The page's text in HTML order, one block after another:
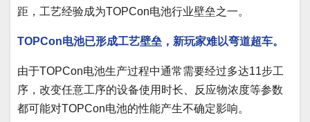
距，工艺经验成为TOPCon电池行业壁垒之一。
TOPCon电池已形成工艺壁垒，新玩家难以弯道超车。
由于TOPCon电池生产过程中通常需要经过多达11步工
序，改变任意工序的设备使用时长、反应物浓度等参数
都可能对TOPCon电池的性能产生不确定影响。